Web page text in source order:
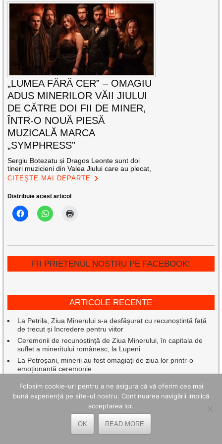
„LUMEA FĂRĂ CER” – OMAGIU
ADUS MINERILOR VĂII JIULUI
DE CĂTRE DOI FII DE MINER,
ÎNTR-O NOUĂ PIESĂ
MUZICALĂ MARCA
„SYMPHRESS”
Sergiu Botezatu și Dragos Leonte sunt doi
tineri muzicieni din Valea Jiului care au plecat,
CITEȘTE MAI DEPARTE
Distribuie acest articol
FII PRIETENUL NOSTRU PE FACEBOOK!
ARTICOLE RECENTE
La Petrila, Ziua Minerului s-a desfășurat cu recunoștință față
de trecut și încredere pentru viitor
Ceremonii de recunoștință de Ziua Minerului, în capitala de
suflet a mineritului românesc, la Lupeni
La Petroșani, minerii au fost omagiați de ziua lor printr-o
emoționantă ceremonie
Senatorul Cristian Resmeriță vede în adoptarea
amendamentului PSD la Legea decarbonării o măsură de bun
Zeci de hectare mistuite și zeci de pompieri mobilizați pentru a
proteja oameni, locuințe, gospodării și păduri
Folosim cookie-uri pentru a ne asigura că vă oferim cea mai
bună experiență pe site-ul nostru. Continuarea navigării implică
acceptarea lor.
OK READ MORE